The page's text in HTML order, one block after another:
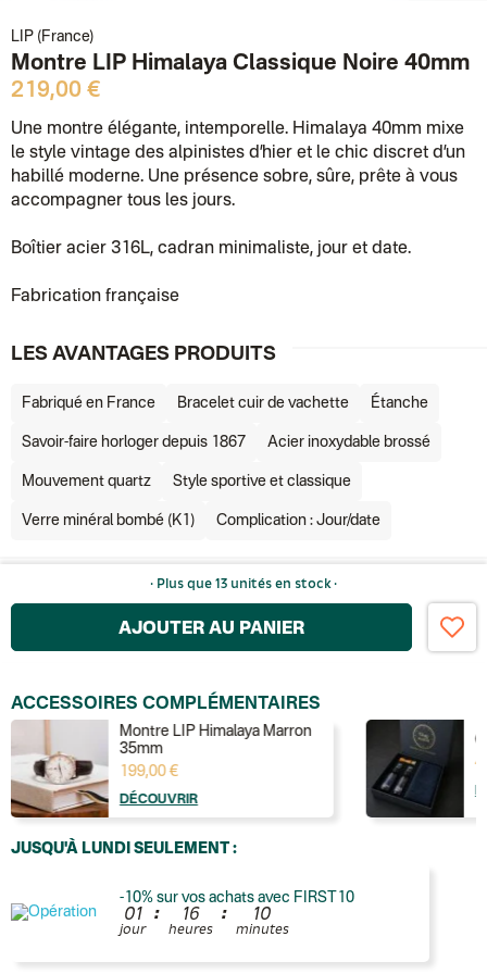
LIP (France)
Montre LIP Himalaya Classique Noire 40mm
219,00 €
Une montre élégante, intemporelle. Himalaya 40mm mixe
le style vintage des alpinistes d’hier et le chic discret d’un
habillé moderne. Une présence sobre, sûre, prête à vous
accompagner tous les jours.
Boîtier acier 316L, cadran minimaliste, jour et date.
Fabrication française
LES AVANTAGES PRODUITS
Fabriqué en France Bracelet cuir de vachette Étanche
Savoir-faire horloger depuis 1867 Acier inoxydable brossé
Mouvement quartz Style sportive et classique
Verre minéral bombé (K1) Complication : Jour/date
· Plus que 13 unités en stock ·
AJOUTER AU PANIER
ACCESSOIRES COMPLÉMENTAIRES
Montre LIP Himalaya Marron
35mm
199,00 €
DÉCOUVRIR
JUSQU'À LUNDI SEULEMENT :
-10% sur vos achats avec FIRST10
01
jour
: 16
heures
: 10
minutes